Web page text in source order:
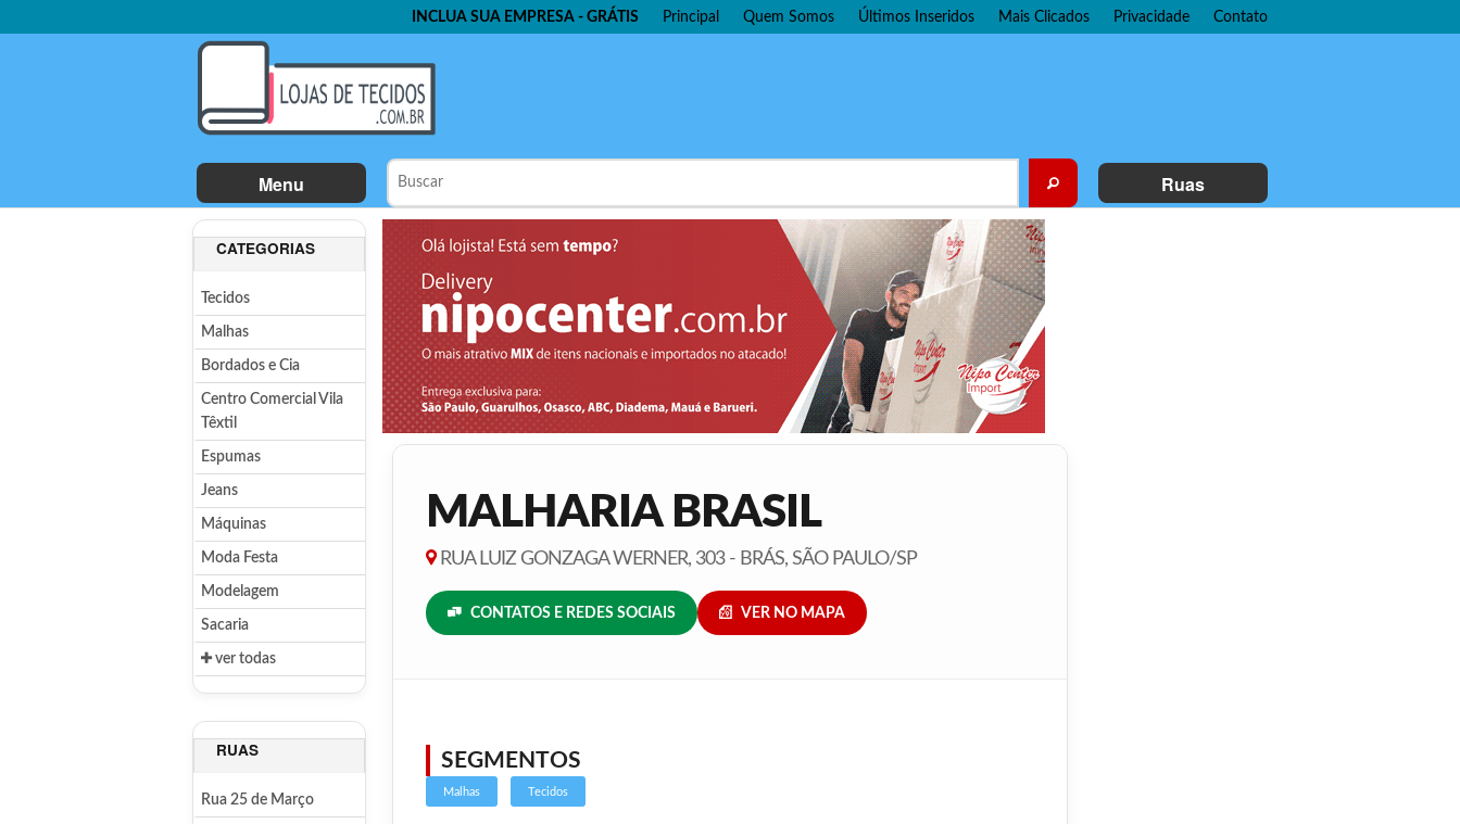
INCLUA SUA EMPRESA - GRÁTIS Principal Quem Somos Últimos Inseridos Mais Clicados Privacidade Contato
Menu Ruas
CATEGORIAS
Tecidos
Malhas
Bordados e Cia
Centro Comercial Vila
Têxtil
Espumas
Jeans
Máquinas
Moda Festa
Modelagem
Sacaria
ver todas
RUAS
Rua 25 de Março
MALHARIA BRASIL
RUA LUIZ GONZAGA WERNER, 303 - BRÁS, SÃO PAULO/SP
CONTATOS E REDES SOCIAIS VER NO MAPA
SEGMENTOS
Malhas Tecidos